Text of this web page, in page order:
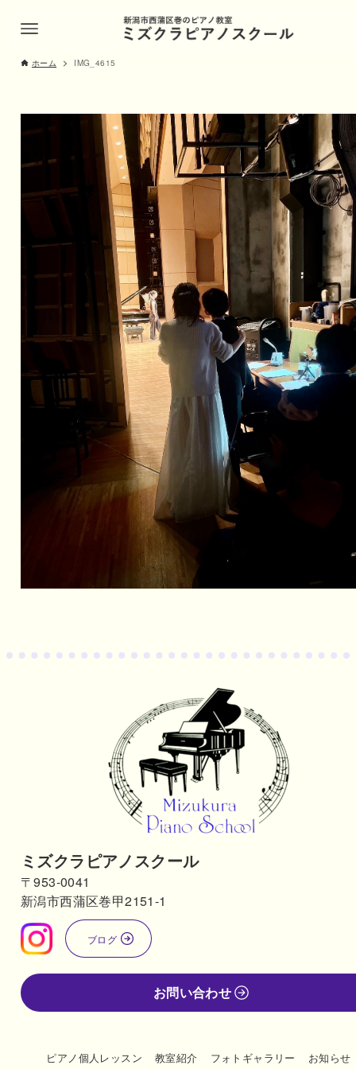
ホーム IMG_4615
ミズクラピアノスクール
〒953-0041
新潟市西蒲区巻甲2151-1
ブログ
お問い合わせ
ピアノ個人レッスン 教室紹介 フォトギャラリー お知らせ